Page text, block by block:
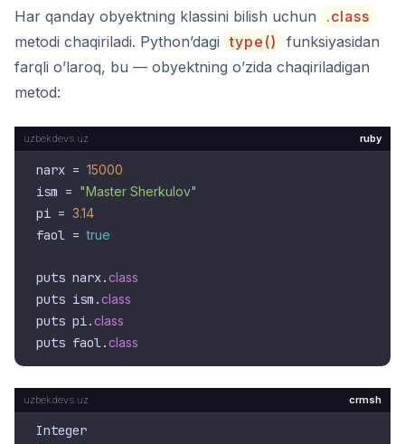
Har qanday obyektning klassini bilish uchun
.class
metodi chaqiriladi. Python’dagi type()
funksiyasidan
farqli o’laroq, bu — obyektning o’zida chaqiriladigan
metod:
ruby
narx = 15000
ism = "Master Sherkulov"
pi = 3.14
faol = true
puts narx.class
puts ism.class
puts pi.class
puts faol.class
crmsh